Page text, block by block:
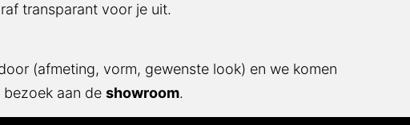
voor je uit.
vorm, gewenste look) en we komen zo
aan deshowroom.